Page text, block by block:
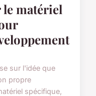
matériel
sur l'idée que
propre
spécifique,